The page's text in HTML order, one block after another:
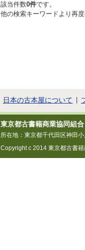
該当件数0件です。
他の検索キーワードより再度
日本の古本屋について
東京都古書籍商業協同組合
所在地：東京都千代田区神田
Copyright c 2014 東京都古書